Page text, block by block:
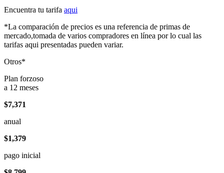
Encuentra tu tarifa aqui
*La comparación de precios es una referencia de primas de
mercado,tomada de varios compradores en línea por lo cual las
tarifas aqui presentadas pueden variar.
Otros*
Plan forzoso
a 12 meses
$7,371
anual
$1,379
pago inicial